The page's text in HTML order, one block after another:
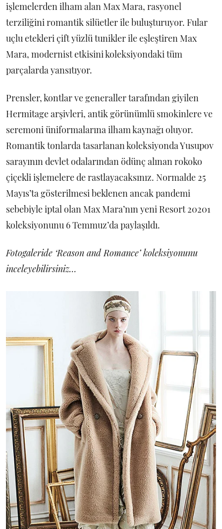
işlemelerden ilham alan Max Mara, rasyonel
terziliğini romantik silüetler ile buluşturuyor. Fular
uçlu etekleri çift yüzlü tunikler ile eşleştiren Max
Mara, modernist etkisini koleksiyondaki tüm
parçalarda yansıtıyor.
Prensler, kontlar ve generaller tarafından giyilen
Hermitage arşivleri, antik görünümlü smokinlere ve
seremoni üniformalarına ilham kaynağı oluyor.
Romantik tonlarda tasarlanan koleksiyonda Yusupov
sarayının devlet odalarından ödünç alınan rokoko
çiçekli işlemelere de rastlayacaksınız. Normalde 25
Mayıs’ta gösterilmesi beklenen ancak pandemi
sebebiyle iptal olan Max Mara’nın yeni Resort 20201
koleksiyonunu 6 Temmuz’da paylaşıldı.
Fotogaleride ‘Reason and Romance’ koleksiyonunu
inceleyebilirsiniz…